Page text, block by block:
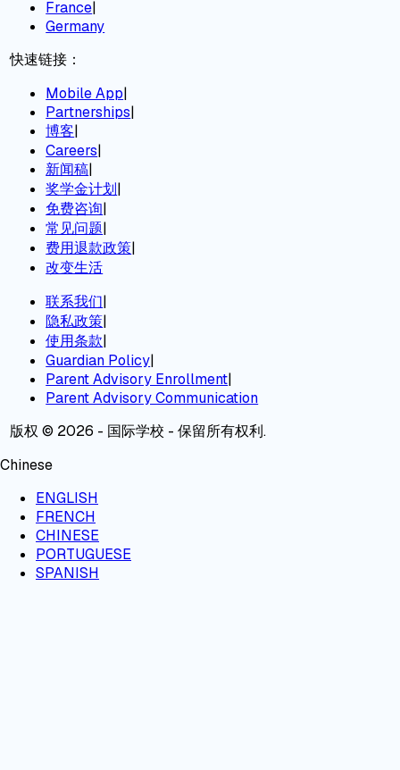
France|
Germany
快速链接：
Mobile App|
Partnerships|
博客|
Careers|
新闻稿|
奖学金计划|
免费咨询|
常见问题|
费用退款政策|
改变生活
联系我们|
隐私政策|
使用条款|
Guardian Policy|
Parent Advisory Enrollment|
Parent Advisory Communication
版权 © 2026 - 国际学校 - 保留所有权利.
Chinese
ENGLISH
FRENCH
CHINESE
PORTUGUESE
SPANISH